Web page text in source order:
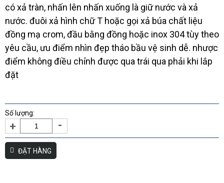
có xả tràn, nhấn lên nhấn xuống là giữ nước và xả
nước. đuôi xả hình chữ T hoặc gọi xả búa chất liệu
đồng mạ crom, đầu bằng đồng hoặc inox 304 tùy theo
yêu cầu, ưu điểm nhìn đẹp tháo bầu vệ sinh dễ. nhược
điểm không điều chỉnh được qua trái qua phải khi lắp
đặt
Số lượng:
+ -
ĐẶT HÀNG